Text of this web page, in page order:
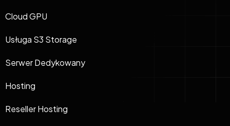
Cloud GPU
Usługa S3 Storage
Serwer Dedykowany
Hosting
Reseller Hosting